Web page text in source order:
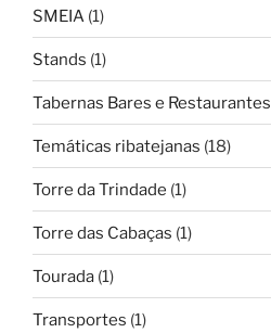
SMEIA (1)
Stands (1)
Tabernas Bares e Restaurantes
Temáticas ribatejanas (18)
Torre da Trindade (1)
Torre das Cabaças (1)
Tourada (1)
Transportes (1)